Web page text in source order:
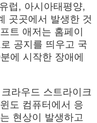
럽, 아시아태평양,
곳곳에서 발생한 것
트 애저는 홈페이
로 공지를 띄우고 국
에 시작한 장애에
라우드 스트라이크
도 컴퓨터에서 응
현상이 발생하고